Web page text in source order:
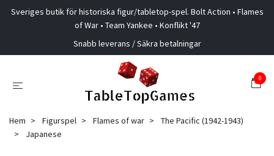
Sveriges butik för historiska figur/tabletop-spel. Bolt Action • Flames
of War • Team Yankee • Konflikt '47
Snabb leverans / Säkra betalningar
0
Hem Figurspel Flames of war
The Pacific (1942-1943)
Japanese